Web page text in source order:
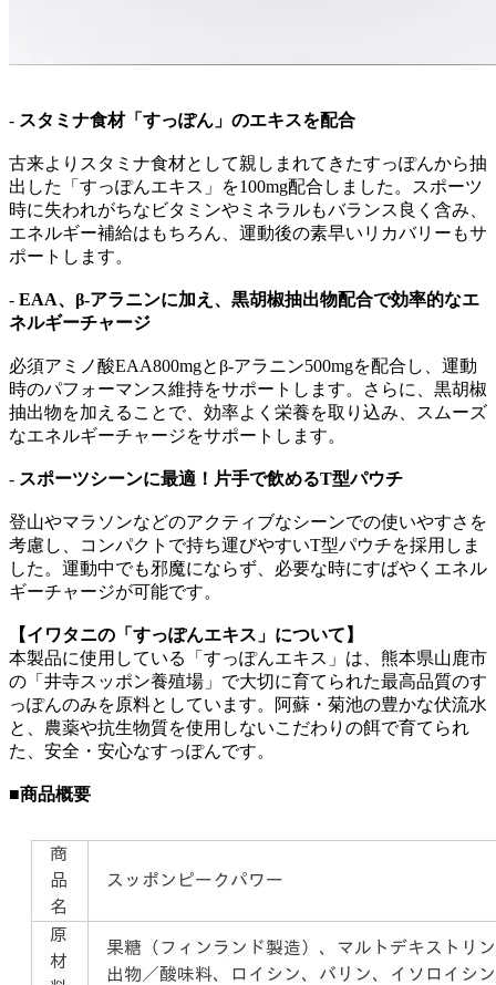
- スタミナ食材「すっぽん」のエキスを配合
古来よりスタミナ食材として親しまれてきたすっぽんから抽
出した「すっぽんエキス」を100mg配合しました。スポーツ
時に失われがちなビタミンやミネラルもバランス良く含み、
エネルギー補給はもちろん、運動後の素早いリカバリーもサ
ポートします。
- EAA、β-アラニンに加え、黒胡椒抽出物配合で効率的なエ
ネルギーチャージ
必須アミノ酸EAA800mgとβ-アラニン500mgを配合し、運動
時のパフォーマンス維持をサポートします。さらに、黒胡椒
抽出物を加えることで、効率よく栄養を取り込み、スムーズ
なエネルギーチャージをサポートします。
- スポーツシーンに最適！片手で飲めるT型パウチ
登山やマラソンなどのアクティブなシーンでの使いやすさを
考慮し、コンパクトで持ち運びやすいT型パウチを採用しま
した。運動中でも邪魔にならず、必要な時にすばやくエネル
ギーチャージが可能です。
【イワタニの「すっぽんエキス」について】
本製品に使用している「すっぽんエキス」は、熊本県山鹿市
の「井寺スッポン養殖場」で大切に育てられた最高品質のす
っぽんのみを原料としています。阿蘇・菊池の豊かな伏流水
と、農薬や抗生物質を使用しないこだわりの餌で育てられ
た、安全・安心なすっぽんです。
■商品概要